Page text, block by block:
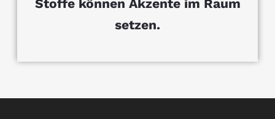
Stoffe können Akzente im Raum
setzen.